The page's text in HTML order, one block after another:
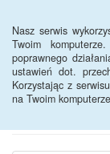
Nasz serwis
Twoim
poprawnego
ustawień dot.
Korzystając z
na Twoim
Dom
w